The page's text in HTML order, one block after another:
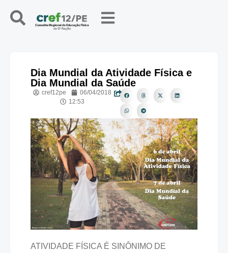
Dia Mundial da Atividade Física e
Dia Mundial da Saúde
cref12pe
06/04/2018
12:53
ATIVIDADE FÍSICA É SINÔNIMO DE